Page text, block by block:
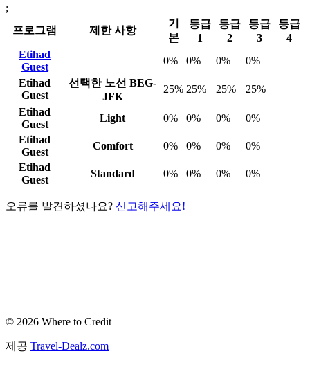
;
프로그램
제한 사항
기
본
등급
1
등급
2
등급
3
등급
4
Etihad
Guest
0% 0% 0%
0%
Etihad
Guest
선택한 노선 BEG-
JFK
25% 25% 25%
25%
Etihad
Guest
Light 0% 0% 0%
0%
Etihad
Guest
Comfort 0% 0% 0%
0%
Etihad
Guest
Standard 0% 0% 0% 0%
오류를 발견하셨나요? 신고해주세요!
© 2026 Where to Credit
제공 Travel-Dealz.com